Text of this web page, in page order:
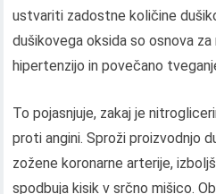
ustvariti zadostne količine
dušikovega oksida so osnova
hipertenzijo in povečano
To pojasnjuje, zakaj je
proti angini. Sproži proizvodnjo
zožene koronarne arterije,
spodbuja kisik v srčno mišico.